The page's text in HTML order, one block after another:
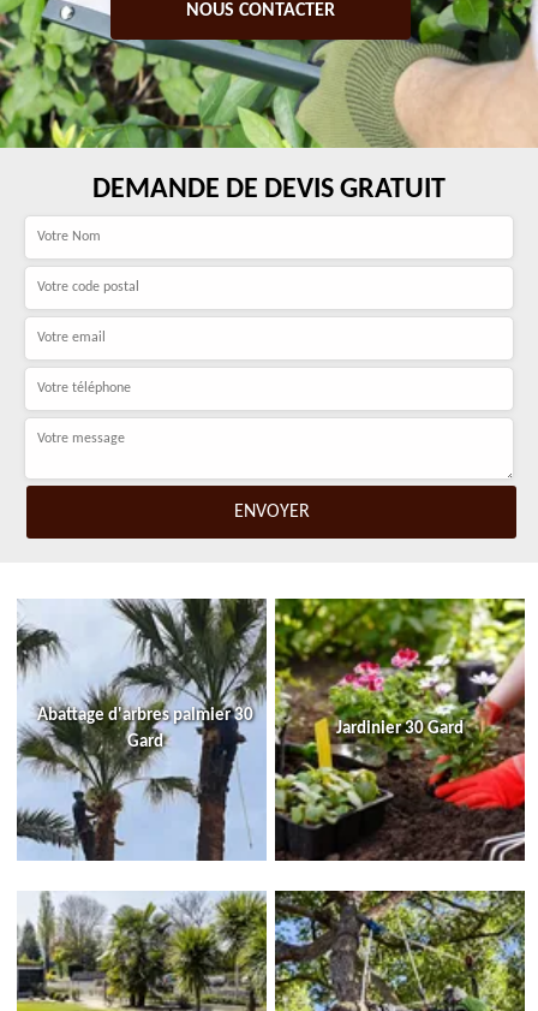
NOUS CONTACTER
DEMANDE DE DEVIS GRATUIT
Abattage d'arbres palmier 30
Gard
Jardinier 30 Gard